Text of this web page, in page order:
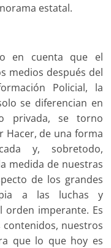
estatal.
en cuenta que el
medios después del
Policial, la
se diferencian en
privada, se torno
Hacer, de una forma
y, sobretodo,
medida de nuestras
de los grandes
a las luchas y
orden imperante. Es
nuestros
que lo que hoy es